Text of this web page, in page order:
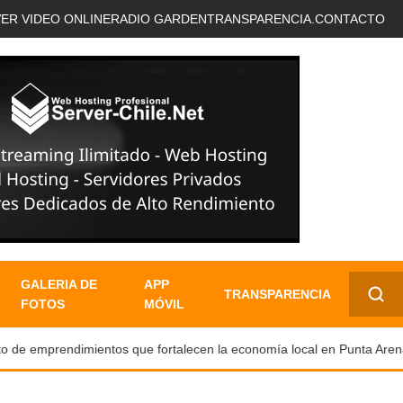
VIDEO ONLINERADIO GARDENTRANSPARENCIA. CONTACTO
GALERIA DE
FOTOS
APP
MÓVIL
TRANSPARENCIA
✕
que fortalecen la economía local en Punta Arenas